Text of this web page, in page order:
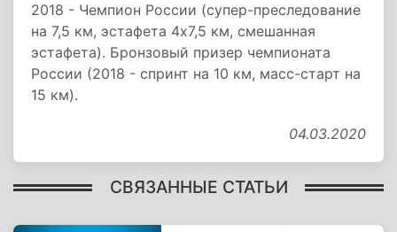
2018 - Чемпион России (супер-преследование
на 7,5 км, эстафета 4х7,5 км, смешанная
эстафета). Бронзовый призер чемпионата
России (2018 - спринт на 10 км, масс-старт на
15 км).
04.03.2020
СВЯЗАННЫЕ СТАТЬИ